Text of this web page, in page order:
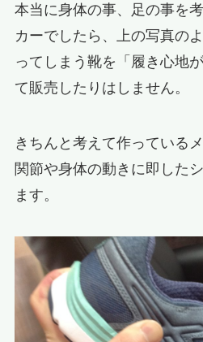
本当に身体の事、足の事を
カーでしたら、上の写真の
ってしまう靴を「履き心地
て販売したりはしません。
きちんと考えて作っている
関節や身体の動きに即した
ます。